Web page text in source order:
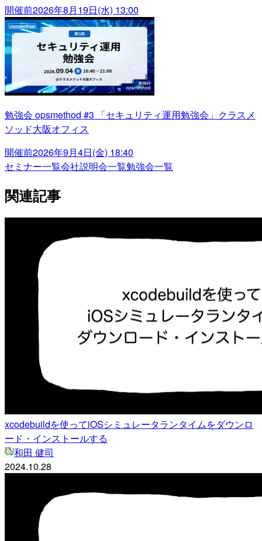
開催前2026年8月19日(水) 13:00
勉強会 opsmethod #3 「セキュリティ運用勉強会」クラスメ
ソッド大阪オフィス
開催前2026年9月4日(金) 18:40
セミナー一覧会社説明会一覧勉強会一覧
関連記事
xcodebuildを使ってiOSシミュレータランタイムをダウンロ
ード・インストールする
和田 健司
2024.10.28